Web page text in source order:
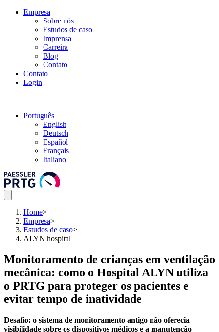
Empresa
Sobre nós
Estudos de caso
Imprensa
Carreira
Blog
Contato
Contato
Login
Português
English
Deutsch
Español
Français
Italiano
Home>
Empresa>
Estudos de caso>
ALYN hospital
Monitoramento de crianças em ventilação
mecânica: como o Hospital ALYN utiliza
o PRTG para proteger os pacientes e
evitar tempo de inatividade
Desafio: o sistema de monitoramento antigo não oferecia
visibilidade sobre os dispositivos médicos e a manutenção